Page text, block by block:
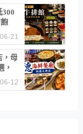
300
21
，母
，
12